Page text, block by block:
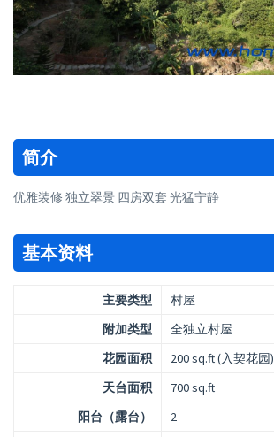
简介
优雅装修 独立翠景 四房双套 光猛宁静
基本资料
主要类型
村屋
附加类型
全独立村屋
花园面积
200 sq.ft (入契花园)
天台面积
700 sq.ft
阳台（露台）
2